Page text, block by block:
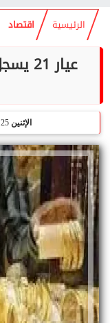
الرئيسية اقتصاد
الإثنين